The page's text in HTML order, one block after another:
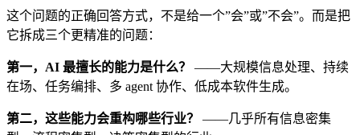
这个问题的正确回答方式，不是给一个”会”或”不会”。而是把
它拆成三个更精准的问题：
第一，AI 最擅长的能力是什么？
——大规模信息处理、持续
在场、任务编排、多 agent 协作、低成本软件生成。
第二，这些能力会重构哪些行业？
——几乎所有信息密集